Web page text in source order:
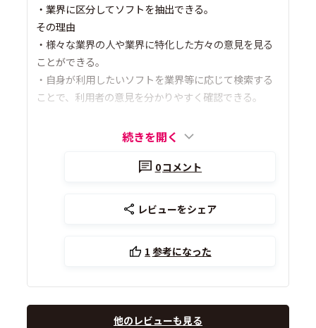
・業界に区分してソフトを抽出できる。
その理由
・様々な業界の人や業界に特化した方々の意見を見る
ことができる。
・自身が利用したいソフトを業界等に応じて検索する
ことで、利用者の意見を分かりやすく確認できる。
続きを開く
0コメント
レビューをシェア
1 参考になった
他のレビューも見る